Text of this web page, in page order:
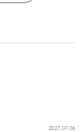
2027.07.06